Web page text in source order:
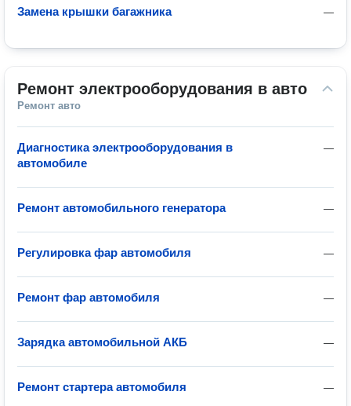
—
Замена крышки багажника
Ремонт электрооборудования в авто
Ремонт авто
—
Диагностика электрооборудования в
автомобиле
—
Ремонт автомобильного генератора
—
Регулировка фар автомобиля
—
Ремонт фар автомобиля
—
Зарядка автомобильной АКБ
—
Ремонт стартера автомобиля